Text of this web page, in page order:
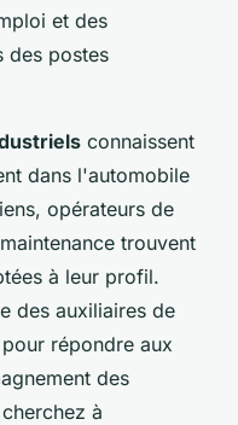
et des
des postes
connaissent
dans l'automobile
opérateurs de
trouvent
à leur profil.
des auxiliaires de
répondre aux
des
à